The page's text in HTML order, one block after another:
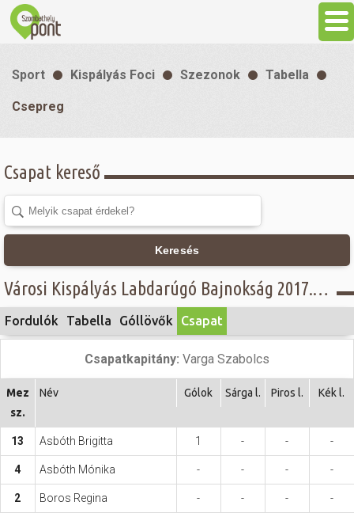
Programok
Gasztronómia
Sport
Szabadidő
Hasznos
Sport Kispályás Foci Szezonok Tabella
Csepreg
Csapat kereső
Keresés
Városi Kispályás Labdarúgó Bajnokság 2017. - Női osztály - Csepreg
Fordulók Tabella Góllövők Csapat
Csapatkapitány: Varga Szabolcs
Mez
sz.
Név Gólok Sárga l. Piros l. Kék l.
13 Asbóth Brigitta 1 - - -
4 Asbóth Mónika - - - -
2 Boros Regina - - - -